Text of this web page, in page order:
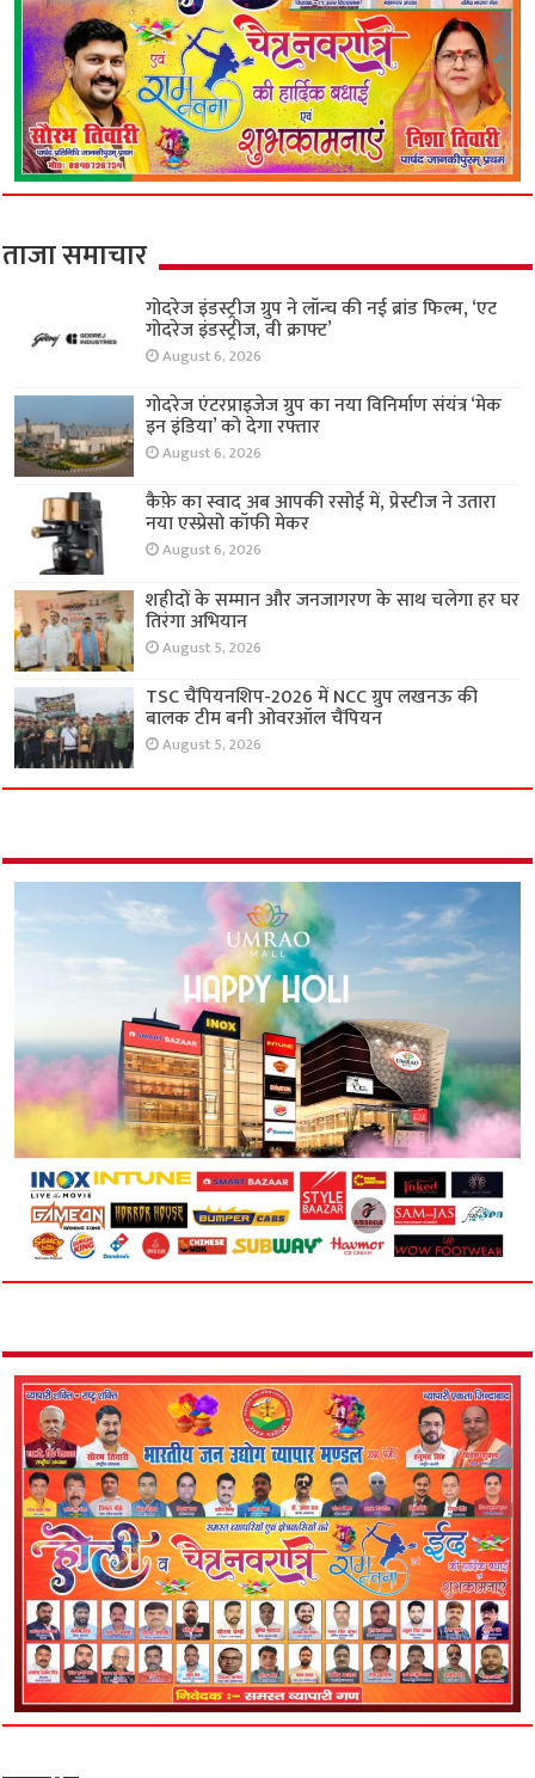
ताजा समाचार
गोदरेज इंडस्ट्रीज ग्रुप ने लॉन्च की नई ब्रांड फिल्म, ‘एट
गोदरेज इंडस्ट्रीज, वी क्राफ्ट’
August 6, 2026
गोदरेज एंटरप्राइजेज ग्रुप का नया विनिर्माण संयंत्र ‘मेक
इन इंडिया’ को देगा रफ्तार
August 6, 2026
कैफ़े का स्वाद अब आपकी रसोई में, प्रेस्टीज ने उतारा
नया एस्प्रेसो कॉफी मेकर
August 6, 2026
शहीदों के सम्मान और जनजागरण के साथ चलेगा हर घर
तिरंगा अभियान
August 5, 2026
TSC चैंपियनशिप-2026 में NCC ग्रुप लखनऊ की
बालक टीम बनी ओवरऑल चैंपियन
August 5, 2026